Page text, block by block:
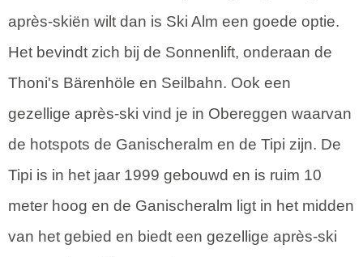
après-skiën wilt dan is Ski Alm een goede optie.
Het bevindt zich bij de Sonnenlift, onderaan de
Thoni's Bärenhöle en Seilbahn. Ook een
gezellige après-ski vind je in Obereggen waarvan
de hotspots de Ganischeralm en de Tipi zijn. De
Tipi is in het jaar 1999 gebouwd en is ruim 10
meter hoog en de Ganischeralm ligt in het midden
van het gebied en biedt een gezellige après-ski